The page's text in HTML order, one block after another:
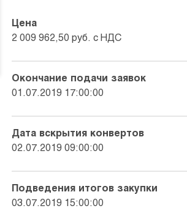
Цена
2 009 962,50 руб. с НДС
Окончание подачи заявок
01.07.2019 17:00:00
Дата вскрытия конвертов
02.07.2019 09:00:00
Подведения итогов закупки
03.07.2019 15:00:00